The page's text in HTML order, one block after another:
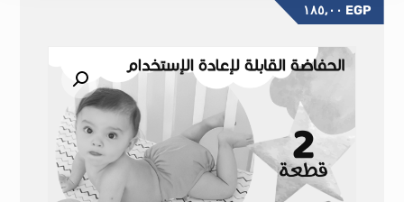
تكبير الصورة
EGP